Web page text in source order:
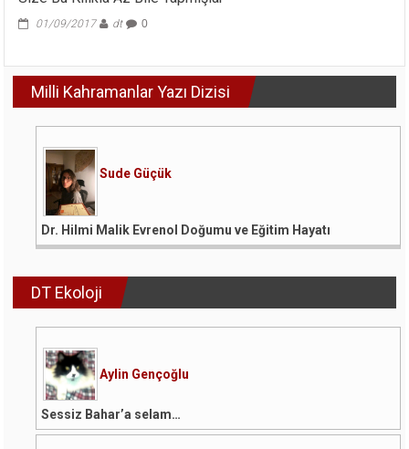
01/09/2017 dt 0
Milli Kahramanlar Yazı Dizisi
Sude Güçük
Dr. Hilmi Malik Evrenol Doğumu ve Eğitim Hayatı
DT Ekoloji
Aylin Gençoğlu
Sessiz Bahar’a selam…